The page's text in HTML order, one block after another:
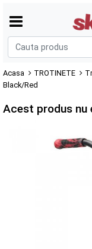
Acasa TROTINETE
Black/Red
Acest produs nu